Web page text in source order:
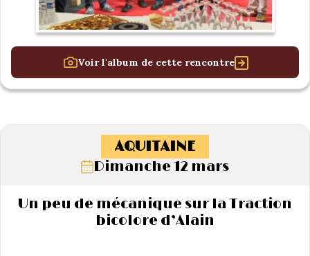
Voir l'album de cette rencontre
AQUITAINE
Dimanche 12 mars
Un peu de mécanique sur la Traction
bicolore d’Alain